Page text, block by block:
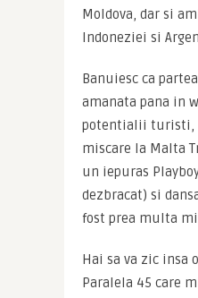
Moldova, dar si
Indoneziei si
Banuiesc ca
amanata pana in
potentialii turisti,
miscare la Malta
un iepuras
dezbracat) si
fost prea multa
Hai sa va zic insa
Paralela 45 care